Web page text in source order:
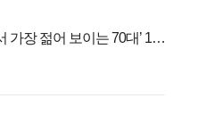
가장 젊어 보이는 70대’ 1위